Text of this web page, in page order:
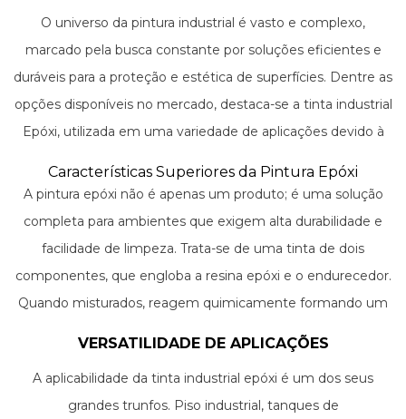
O universo da pintura industrial é vasto e complexo,
marcado pela busca constante por soluções eficientes e
duráveis para a proteção e estética de superfícies. Dentre as
opções disponíveis no mercado, destaca-se a tinta industrial
Epóxi, utilizada em uma variedade de aplicações devido à
Características Superiores da Pintura Epóxi
A pintura epóxi não é apenas um produto; é uma solução
completa para ambientes que exigem alta durabilidade e
facilidade de limpeza. Trata-se de uma tinta de dois
componentes, que engloba a resina epóxi e o endurecedor.
Quando misturados, reagem quimicamente formando um
VERSATILIDADE DE APLICAÇÕES
A aplicabilidade da tinta industrial epóxi é um dos seus
grandes trunfos. Piso industrial, tanques de